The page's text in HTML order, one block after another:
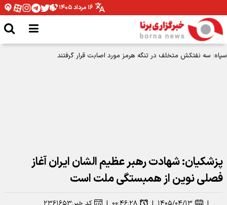
۱۶ مرداد ۱۴۰۵
سپاه: سه نفتکش متخلف در تنگه هرمز مورد اصابت قرار گرفتند
پزشکیان: شهادت رهبر عظیم الشان ایران آغاز
فصلی نوین از همبستگی ملت است